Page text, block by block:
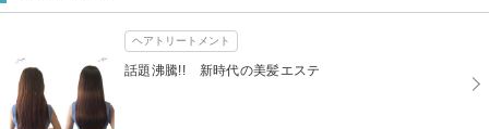
ヘアトリートメント
話題沸騰!! 新時代の美髪エステ